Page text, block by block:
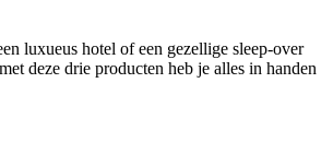
luxueus hotel of een gezellige sleep-over
deze drie producten heb je alles in handen